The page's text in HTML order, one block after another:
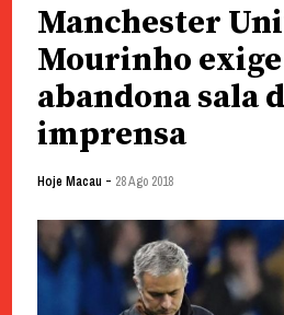
contentManchester
Mourinho
abandona sala
imprensa
Hoje Macau - 28 Ago 2018